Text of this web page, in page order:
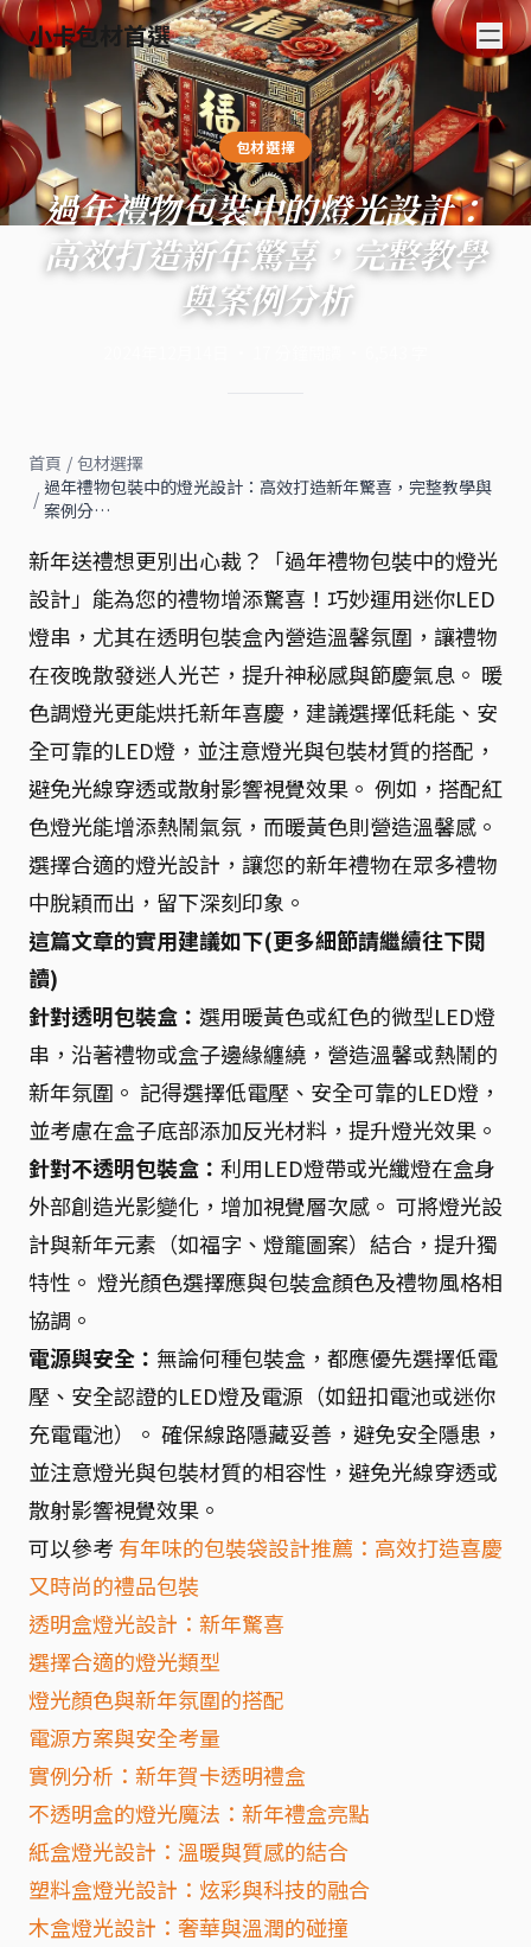
小卡包材首選
包材選擇
過年禮物包裝中的燈光設計：
高效打造新年驚喜，完整教學
與案例分析
首頁 / 包材選擇
/ 過年禮物包裝中的燈光設計：高效打造新年驚喜，完整教學與
案例分…
新年送禮想更別出心裁？「過年禮物包裝中的燈光
設計」能為您的禮物增添驚喜！巧妙運用迷你LED
燈串，尤其在透明包裝盒內營造溫馨氛圍，讓禮物
在夜晚散發迷人光芒，提升神秘感與節慶氣息。 暖
色調燈光更能烘托新年喜慶，建議選擇低耗能、安
全可靠的LED燈，並注意燈光與包裝材質的搭配，
避免光線穿透或散射影響視覺效果。 例如，搭配紅
色燈光能增添熱鬧氣氛，而暖黃色則營造溫馨感。
選擇合適的燈光設計，讓您的新年禮物在眾多禮物
中脫穎而出，留下深刻印象。
這篇文章的實用建議如下(更多細節請繼續往下閱
讀)
針對透明包裝盒： 選用暖黃色或紅色的微型LED燈
串，沿著禮物或盒子邊緣纏繞，營造溫馨或熱鬧的
新年氛圍。 記得選擇低電壓、安全可靠的LED燈，
並考慮在盒子底部添加反光材料，提升燈光效果。
針對不透明包裝盒： 利用LED燈帶或光纖燈在盒身
外部創造光影變化，增加視覺層次感。 可將燈光設
計與新年元素（如福字、燈籠圖案）結合，提升獨
特性。 燈光顏色選擇應與包裝盒顏色及禮物風格相
協調。
電源與安全： 無論何種包裝盒，都應優先選擇低電
壓、安全認證的LED燈及電源（如鈕扣電池或迷你
充電電池）。 確保線路隱藏妥善，避免安全隱患，
並注意燈光與包裝材質的相容性，避免光線穿透或
散射影響視覺效果。
可以參考 有年味的包裝袋設計推薦：高效打造喜慶
又時尚的禮品包裝
透明盒燈光設計：新年驚喜
選擇合適的燈光類型
燈光顏色與新年氛圍的搭配
電源方案與安全考量
實例分析：新年賀卡透明禮盒
不透明盒的燈光魔法：新年禮盒亮點
紙盒燈光設計：溫暖與質感的結合
塑料盒燈光設計：炫彩與科技的融合
木盒燈光設計：奢華與溫潤的碰撞